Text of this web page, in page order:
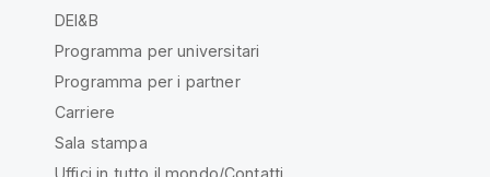
DEI&B
Programma per universitari
Programma per i partner
Carriere
Sala stampa
Uffici in tutto il mondo/Contatti